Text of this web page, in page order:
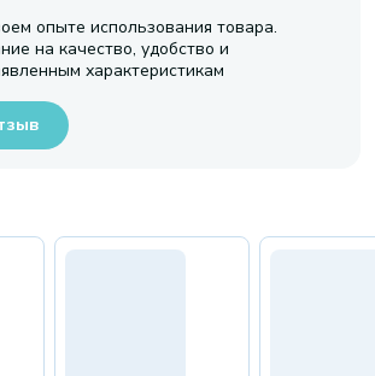
опыте использования товара.
на качество, удобство и
характеристикам